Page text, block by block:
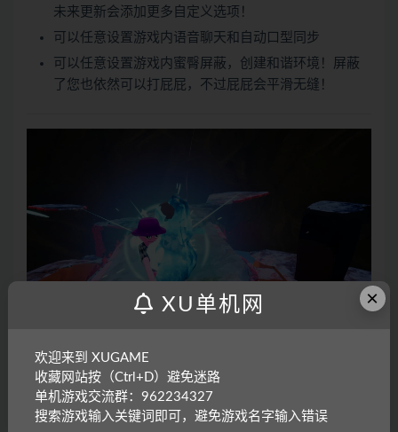
未来更新会添加更多自定义选项！
可以任意设置游戏内语音聊天和自动口型同步
可以任意设置游戏内蜜臀屏蔽，创建和谐环境！屏蔽
了您也依然可以打屁屁，不过屁屁会平滑无缝！
×
XU单机网
欢迎来到 XUGAME
收藏网站按（Ctrl+D）避免迷路
单机游戏交流群：962234327
搜索游戏输入关键词即可，避免游戏名字输入错误